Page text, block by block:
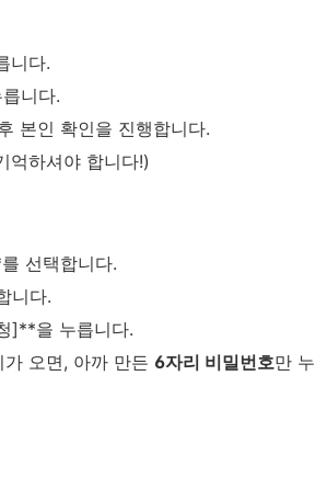
니다.
니다.
본인 확인을 진행합니다.
억하셔야 합니다!)
선택합니다.
니다.
]**을 누릅니다.
오면, 아까 만든 6자리 비밀번호만 누